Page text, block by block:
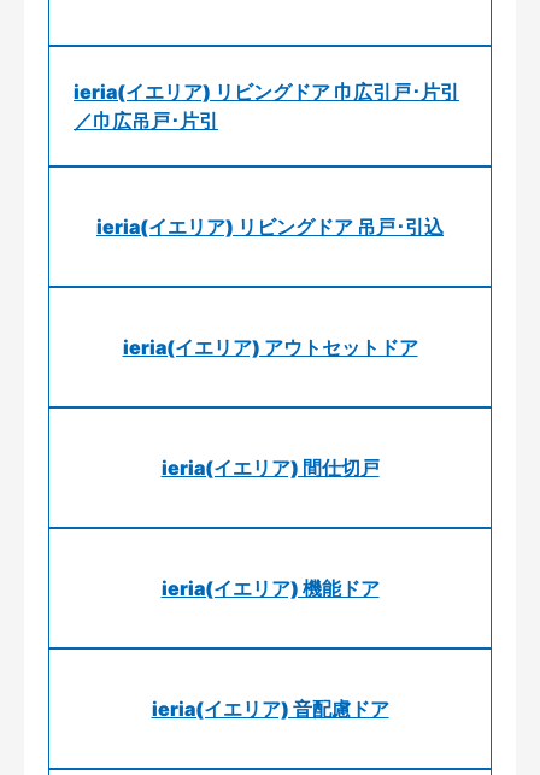
ieria(イエリア) リビングドア 巾広引戸･片引
／巾広吊戸･片引
ieria(イエリア) リビングドア 吊戸･引込
ieria(イエリア) アウトセットドア
ieria(イエリア) 間仕切戸
ieria(イエリア) 機能ドア
ieria(イエリア) 音配慮ドア